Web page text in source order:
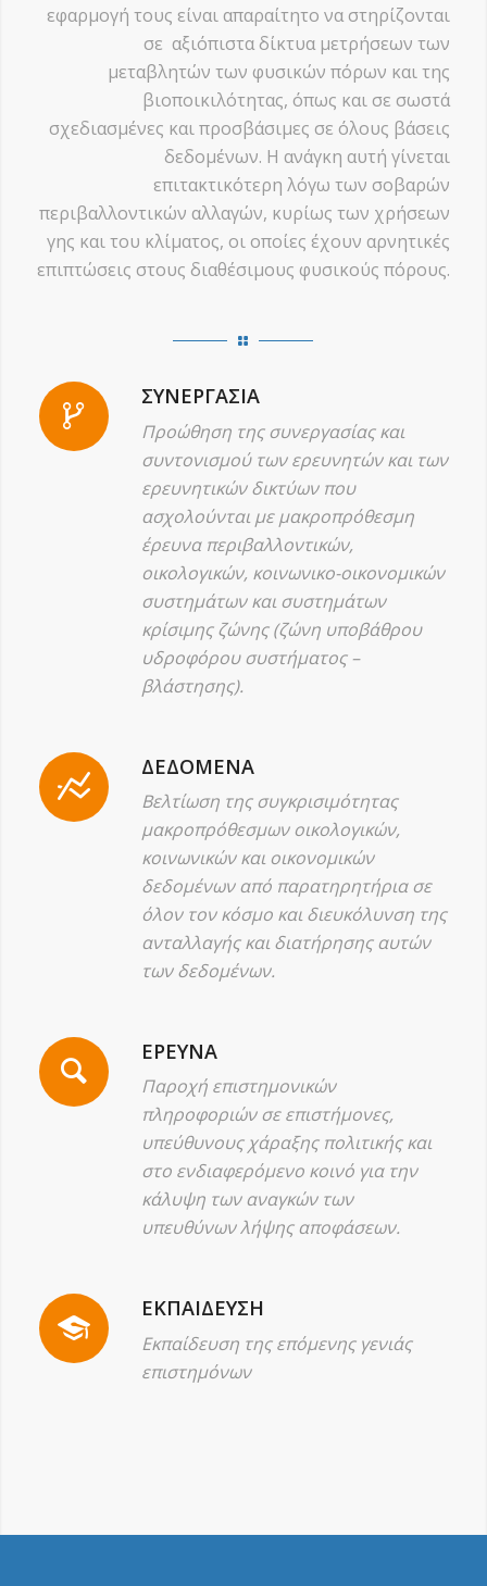
εφαρμογή τους είναι απαραίτητο να στηρίζονται
σε αξιόπιστα δίκτυα μετρήσεων των
μεταβλητών των φυσικών πόρων και της
βιοποικιλότητας, όπως και σε σωστά
σχεδιασμένες και προσβάσιμες σε όλους βάσεις
δεδομένων. Η ανάγκη αυτή γίνεται
επιτακτικότερη λόγω των σοβαρών
περιβαλλοντικών αλλαγών, κυρίως των χρήσεων
γης και του κλίματος, οι οποίες έχουν αρνητικές
επιπτώσεις στους διαθέσιμους φυσικούς πόρους.
ΣΥΝΕΡΓΑΣΙΑ
Προώθηση της συνεργασίας και
συντονισμού των ερευνητών και των
ερευνητικών δικτύων που
ασχολούνται με μακροπρόθεσμη
έρευνα περιβαλλοντικών,
οικολογικών, κοινωνικο-οικονομικών
συστημάτων και συστημάτων
κρίσιμης ζώνης (ζώνη υποβάθρου
υδροφόρου συστήματος –
βλάστησης).
ΔΕΔΟΜΕΝΑ
Βελτίωση της συγκρισιμότητας
μακροπρόθεσμων οικολογικών,
κοινωνικών και οικονομικών
δεδομένων από παρατηρητήρια σε
όλον τον κόσμο και διευκόλυνση της
ανταλλαγής και διατήρησης αυτών
των δεδομένων.
ΕΡΕΥΝΑ
Παροχή επιστημονικών
πληροφοριών σε επιστήμονες,
υπεύθυνους χάραξης πολιτικής και
στο ενδιαφερόμενο κοινό για την
κάλυψη των αναγκών των
υπευθύνων λήψης αποφάσεων.
ΕΚΠΑΙΔΕΥΣΗ
Εκπαίδευση της επόμενης γενιάς
επιστημόνων